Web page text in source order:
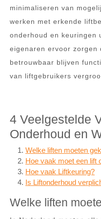
minimaliseren van
werken met erkende
onderhoud en keuringen
eigenaren ervoor zorgen
betrouwbaar blijven
van liftgebruikers
4 Veelgestelde
Onderhoud en
Welke liften moeten
Hoe vaak moet een lift
Hoe vaak Liftkeuring?
Is Liftonderhoud
Welke liften